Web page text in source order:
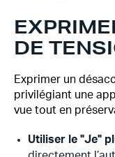
DE
Exprimer un
privilégiant une
vue tout en
Utiliser le "Je"